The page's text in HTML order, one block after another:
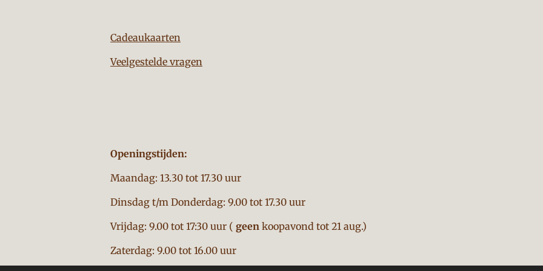
Cadeaukaarten
Veelgestelde vragen
Openingstijden:
Maandag: 13.30 tot 17.30 uur
Dinsdag t/m Donderdag: 9.00 tot 17.30 uur
Vrijdag: 9.00 tot 17:30 uur ( geen koopavond tot 21 aug.)
Zaterdag: 9.00 tot 16.00 uur